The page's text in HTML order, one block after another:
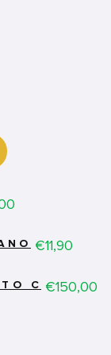
Price
€11,90
Price
€150,00